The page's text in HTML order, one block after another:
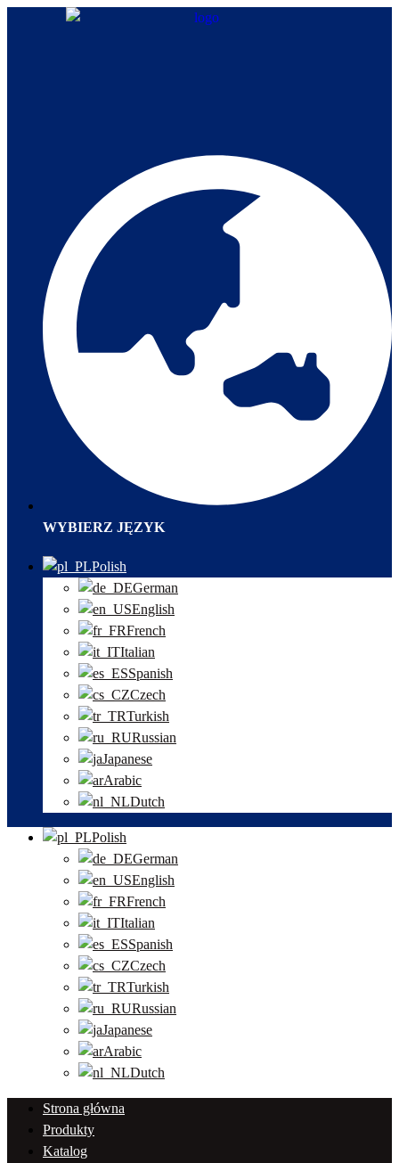
WYBIERZ JĘZYK
Polish
German
English
French
Italian
Spanish
Czech
Turkish
Russian
Japanese
Arabic
Dutch
Polish
German
English
French
Italian
Spanish
Czech
Turkish
Russian
Japanese
Arabic
Dutch
Strona główna
Produkty
Katalog